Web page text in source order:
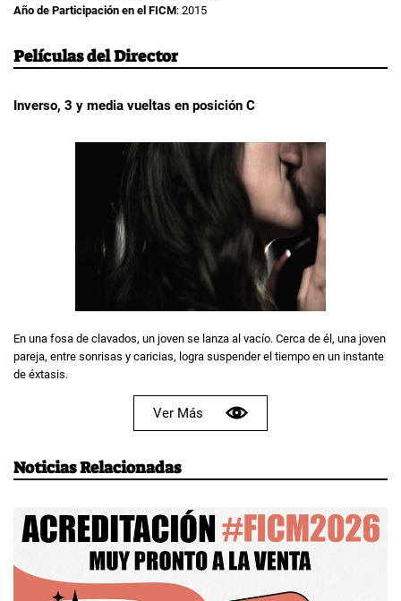
Año de Participación en el FICM: 2015
Películas del Director
Inverso, 3 y media vueltas en posición C
En una fosa de clavados, un joven se lanza al vacío. Cerca de él, una joven
pareja, entre sonrisas y caricias, logra suspender el tiempo en un instante
de éxtasis.
Ver Más
Noticias Relacionadas